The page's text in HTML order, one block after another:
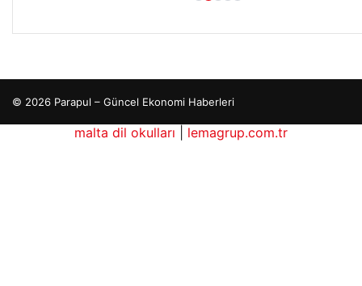
© 2026 Parapul – Güncel Ekonomi Haberleri
malta dil okulları
lemagrup.com.tr